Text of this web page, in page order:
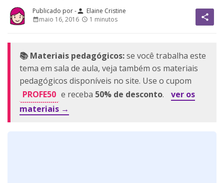
person Elaine Cristine
maio 16, 2016
1 minutos share
📚 Materiais pedagógicos:se você trabalha este
tema em sala de aula, veja também os materiais
pedagógicos disponíveis no site. Use o cupom
PROFE50 e receba 50% de desconto.
ver os
materiais →